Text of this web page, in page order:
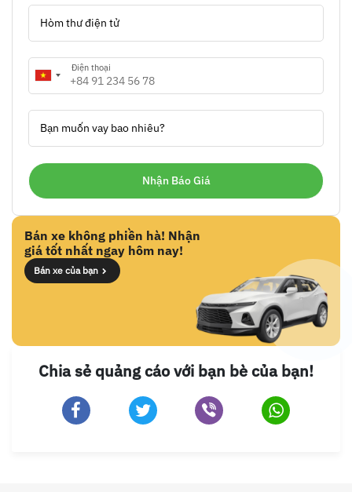
Hòm thư điện tử
Điện thoại
Bạn muốn vay bao nhiêu?
Bán xe không phiền hà! Nhận
giá tốt nhất ngay hôm nay!
Bán xe của bạn
Chia sẻ quảng cáo với bạn bè của bạn!